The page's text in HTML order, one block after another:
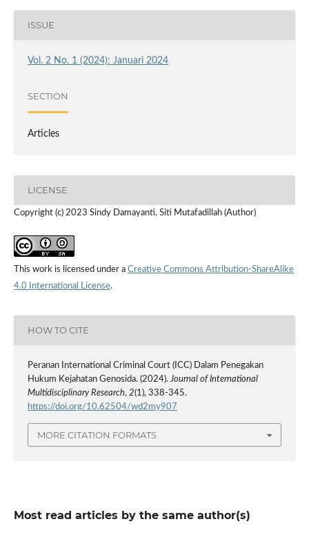
ISSUE
Vol. 2 No. 1 (2024): Januari 2024
SECTION
Articles
LICENSE
Copyright (c) 2023 Sindy Damayanti, Siti Mutafadillah (Author)
This work is licensed under a Creative Commons Attribution-ShareAlike
4.0 International License.
HOW TO CITE
Peranan International Criminal Court (ICC) Dalam Penegakan
Hukum Kejahatan Genosida. (2024).Journal of International
Multidisciplinary Research, 2(1), 338-345.
https://doi.org/10.62504/wd2my907
MORE CITATION FORMATS
Most read articles by the same author(s)